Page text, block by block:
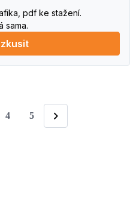
pdf ke stažení.
sama.
4 5
Následující